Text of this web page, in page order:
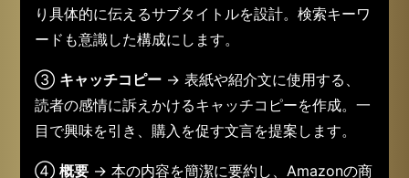
つ興味を引くメインタイトルを複数提案。SEOと心
理的訴求の両面から最適なタイトルを設計します。
② サブタイトル→ 本の内容やベネフィットをよ
り具体的に伝えるサブタイトルを設計。検索キーワ
ードも意識した構成にします。
③キャッチコピー→ 表紙や紹介文に使用する、